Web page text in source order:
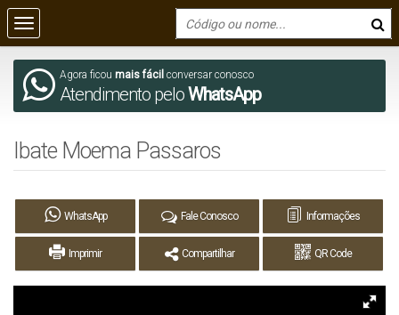
Agora ficou mais fácil conversar conosco
Atendimento peloWhatsApp
Ibate Moema Passaros
WhatsApp Fale Conosco Informações
Imprimir Compartilhar QR Code